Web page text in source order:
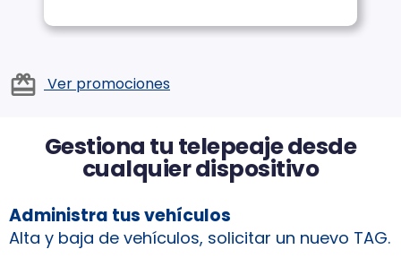
card_giftcard Ver promociones
Gestiona tu telepeaje desde
cualquier dispositivo
Administra tus vehículos
Alta y baja de vehículos, solicitar un nuevo TAG.